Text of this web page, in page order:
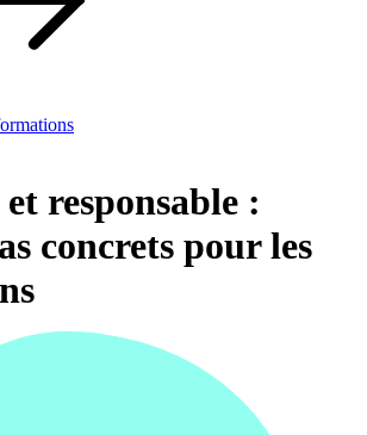
responsable :
concrets pour les